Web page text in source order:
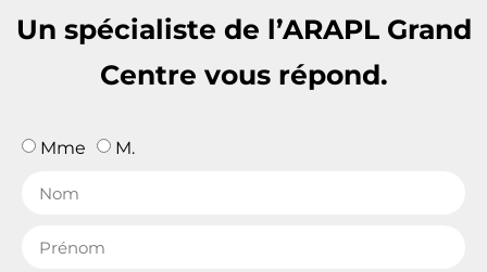
Un spécialiste de l’ARAPL Grand
Centre vous répond.
Mme M.